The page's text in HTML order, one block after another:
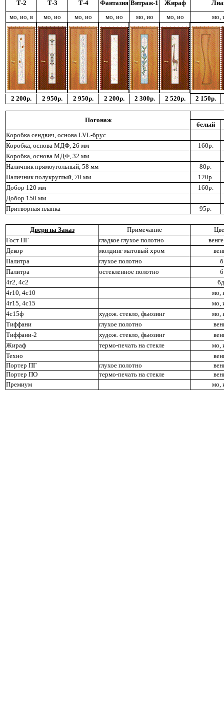
Т-2 Т-3 Т-4 Фантазия Витраж-1 Жираф
мо, ио, в
мо, ио мо, ио мо, ио мо, ио мо, ио мо,
2 200р. 2 950р. 2 950р. 2 200р. 2 300р. 2 520р. 2 150р.
Погонаж
белый
Коробка сендвич, основа LVL-брус
Коробка, основа МДФ, 26 мм
160р.
Коробка, основа МДФ, 32 мм
Наличник прямоугольный, 58 мм
80р.
Наличник полукруглый, 70 мм
120р.
Добор 120 мм
160р.
Добор 150 мм
Притворная планка
95р.
Двери на Заказ Примечание
Гост ПГ
гладкое глухое полотно
Декор
молдинг матовый хром
Палитра
глухое полотно
б
Палитра
остекленное полотно
б
4г2, 4с2
бд
4г10, 4с10
мо,
4г15, 4с15
мо,
4с15ф
худож. стекло, фьюзинг
мо,
Тиффани
глухое полотно
Тиффани-2
худож. стекло, фьюзинг
Жираф
термо-печать на стекле
мо,
Техно
Портер ПГ
глухое полотно
Портер ПО
термо-печать на стекле
Премиум
мо,